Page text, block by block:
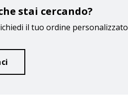
stai cercando?
il tuo ordine personalizzato